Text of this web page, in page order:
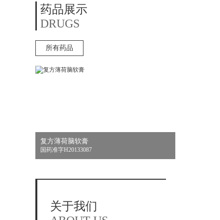
药品展示
DRUGS
所有药品
复方薄荷脑软膏
国药准字H20133087
关于我们